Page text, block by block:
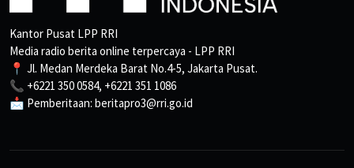
Kantor Pusat LPP RRI
Media radio berita online terpercaya - LPP RRI
📍 Jl. Medan Merdeka Barat No.4-5, Jakarta Pusat.
📞 +6221 350 0584, +6221 351 1086
📩 Pemberitaan: beritapro3@rri.go.id